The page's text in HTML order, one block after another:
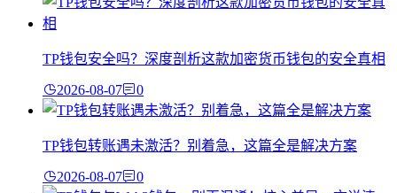
TP钱包安全吗？深度剖析这款加密货币钱包的安全真相
2026-08-07 0
TP钱包转账遇未激活？别着急，这篇全是解决方案
2026-08-07 0